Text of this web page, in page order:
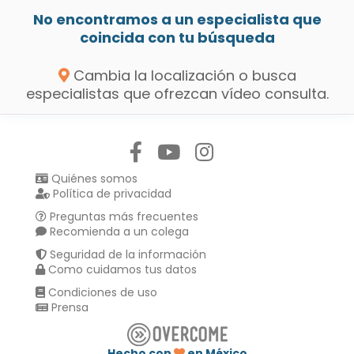
No encontramos a un especialista que
coincida con tu búsqueda
Cambia la localización o busca
especialistas que ofrezcan vídeo consulta.
Quiénes somos
Política de privacidad
Preguntas más frecuentes
Recomienda a un colega
Seguridad de la información
Como cuidamos tus datos
Condiciones de uso
Prensa